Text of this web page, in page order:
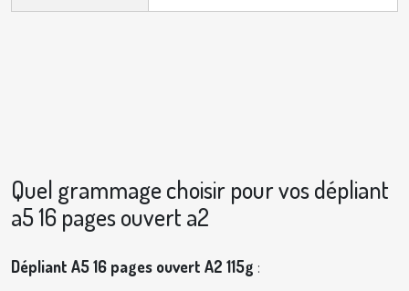
Quel grammage choisir pour vos dépliant
a5 16 pages ouvert a2
Dépliant A5 16 pages ouvert A2 115g :